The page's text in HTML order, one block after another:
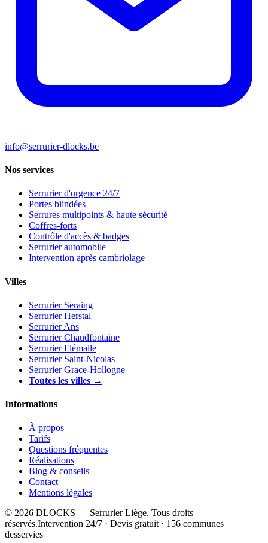
info@serrurier-dlocks.be
Nos services
Serrurier d'urgence 24/7
Portes blindées
Serrures multipoints & haute sécurité
Coffres-forts
Contrôle d'accès & badges
Serrurier automobile
Intervention après cambriolage
Villes
Serrurier Seraing
Serrurier Herstal
Serrurier Ans
Serrurier Chaudfontaine
Serrurier Flémalle
Serrurier Saint-Nicolas
Serrurier Grace-Hollogne
Toutes les villes →
Informations
À propos
Tarifs
Questions fréquentes
Réalisations
Blog & conseils
Contact
Mentions légales
© 2026 DLOCKS — Serrurier Liège. Tous droits
réservés.Intervention 24/7 · Devis gratuit · 156 communes
desservies